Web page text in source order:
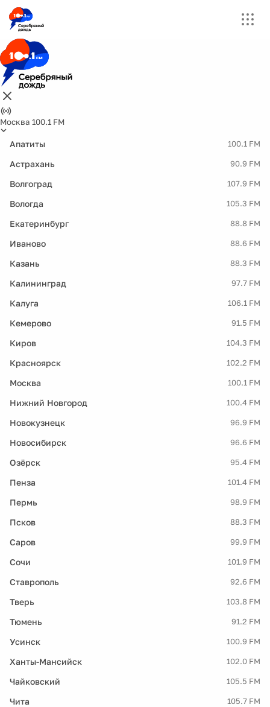
Москва 100.1 FM
Апатиты 100.1 FM
Астрахань 90.9 FM
Волгоград 107.9 FM
Вологда 105.3 FM
Екатеринбург 88.8 FM
Иваново 88.6 FM
Казань 88.3 FM
Калининград 97.7 FM
Калуга 106.1 FM
Кемерово 91.5 FM
Киров 104.3 FM
Красноярск 102.2 FM
Москва 100.1 FM
Нижний Новгород 100.4 FM
Новокузнецк 96.9 FM
Новосибирск 96.6 FM
Озёрск 95.4 FM
Пенза 101.4 FM
Пермь 98.9 FM
Псков 88.3 FM
Саров 99.9 FM
Сочи 101.9 FM
Ставрополь 92.6 FM
Тверь 103.8 FM
Тюмень 91.2 FM
Усинск 100.9 FM
Ханты-Мансийск 102.0 FM
Чайковский 105.5 FM
Чита 105.7 FM